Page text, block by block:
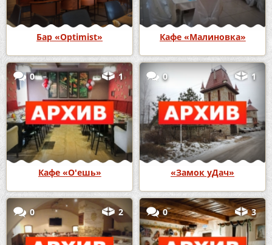
Бар «Optimist» Кафе «Малиновка»
0 1
Кафе «О'ешь»
0 1
«Замок уДач»
0 2 0 3